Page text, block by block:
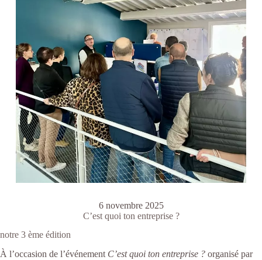
6 novembre 2025
C’est quoi ton entreprise ?
notre 3 ème édition
À l’occasion de l’événement C’est quoi ton entreprise ? organisé par